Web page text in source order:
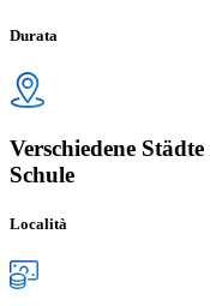
Durata
Verschiedene
Schule
Località